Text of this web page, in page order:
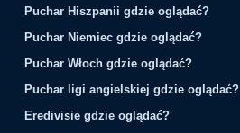
Puchar Hiszpanii gdzie oglądać?
Puchar Niemiec gdzie oglądać?
Puchar Włoch gdzie oglądać?
Puchar ligi angielskiej gdzie oglądać?
Eredivisie gdzie oglądać?